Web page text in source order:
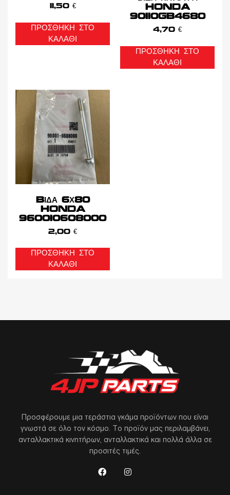
11,50 €
ΠΡΟΣΘΉΚΗ ΣΤΟ
ΚΑΛΆΘΙ
HONDA
90110GB4680
4,70 €
ΠΡΟΣΘΉΚΗ ΣΤΟ
ΚΑΛΆΘΙ
BΙΔΑ 6Χ80
HONDA
960010608000
2,00 €
ΠΡΟΣΘΉΚΗ ΣΤΟ
ΚΑΛΆΘΙ
Προσφέρουμε μια τεράστια γκάμα προϊόντων που είναι
γνωστά σε όλο τον κόσμο. Το προϊόν μας περιλαμβάνει,
ανταλλακτικά κινητήρων, ανταλλακτικά και πολλά άλλα σε
προσιτές τιμές.